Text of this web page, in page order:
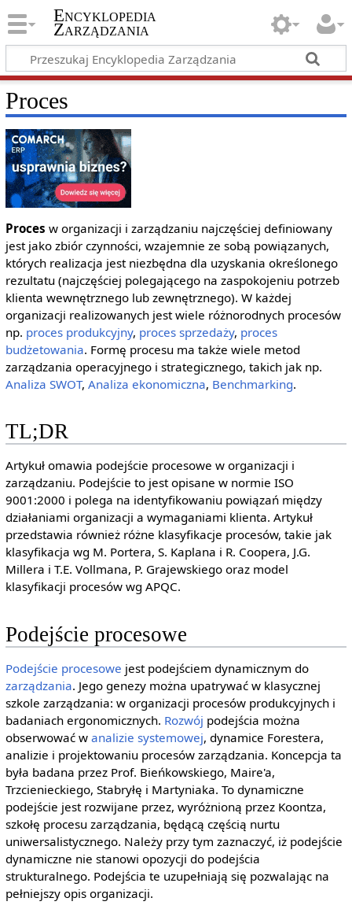
Encyklopedia
Zarządzania
Proces
Proces w organizacji i zarządzaniu najczęściej definiowany
jest jako zbiór czynności, wzajemnie ze sobą powiązanych,
których realizacja jest niezbędna dla uzyskania określonego
rezultatu (najczęściej polegającego na zaspokojeniu potrzeb
klienta wewnętrznego lub zewnętrznego). W każdej
organizacji realizowanych jest wiele różnorodnych procesów
np. proces produkcyjny, proces sprzedaży, proces
budżetowania. Formę procesu ma także wiele metod
zarządzania operacyjnego i strategicznego, takich jak np.
Analiza SWOT, Analiza ekonomiczna, Benchmarking.
TL;DR
Artykuł omawia podejście procesowe w organizacji i
zarządzaniu. Podejście to jest opisane w normie ISO
9001:2000 i polega na identyfikowaniu powiązań między
działaniami organizacji a wymaganiami klienta. Artykuł
przedstawia również różne klasyfikacje procesów, takie jak
klasyfikacja wg M. Portera, S. Kaplana i R. Coopera, J.G.
Millera i T.E. Vollmana, P. Grajewskiego oraz model
klasyfikacji procesów wg APQC.
Podejście procesowe
Podejście procesowe jest podejściem dynamicznym do
zarządzania. Jego genezy można upatrywać w klasycznej
szkole zarządzania: w organizacji procesów produkcyjnych i
badaniach ergonomicznych. Rozwój podejścia można
obserwować w analizie systemowej, dynamice Forestera,
analizie i projektowaniu procesów zarządzania. Koncepcja ta
była badana przez Prof. Bieńkowskiego, Maire'a,
Trzcienieckiego, Stabryłę i Martyniaka. To dynamiczne
podejście jest rozwijane przez, wyróżnioną przez Koontza,
szkołę procesu zarządzania, będącą częścią nurtu
uniwersalistycznego. Należy przy tym zaznaczyć, iż podejście
dynamiczne nie stanowi opozycji do podejścia
strukturalnego. Podejścia te uzupełniają się pozwalając na
pełniejszy opis organizacji.